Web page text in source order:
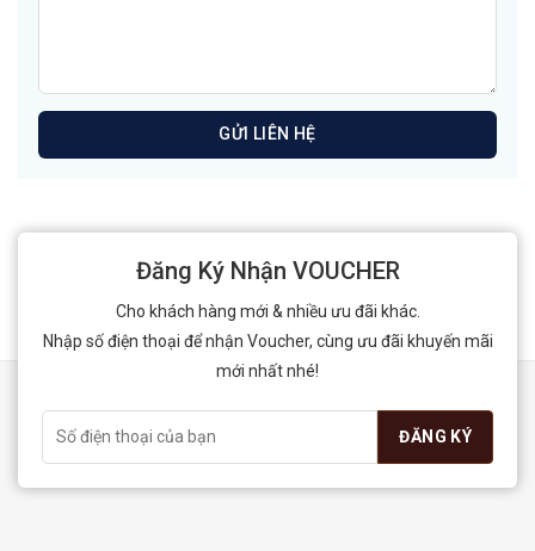
Đăng Ký Nhận VOUCHER
Cho khách hàng mới & nhiều ưu đãi khác.
Nhập số điện thoại để nhận Voucher, cùng ưu đãi khuyến mãi
mới nhất nhé!